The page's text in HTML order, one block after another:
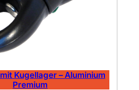
Kugellager – Aluminium
Premium